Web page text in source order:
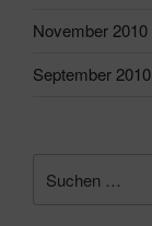
November 2010
September 2010
nach: